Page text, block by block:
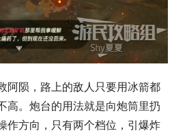
阿陨，路上的敌人只要用冰箭都
高。炮台的用法就是向炮筒里扔
作方向，只有两个档位，引爆炸